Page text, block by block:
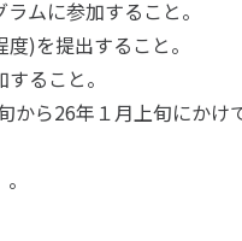
ムに参加すること。
)を提出すること。
ること。
から26年１月上旬にかけ